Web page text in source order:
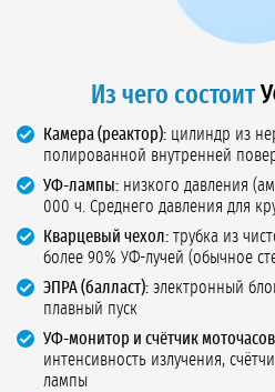
Из чего состоит
Камера (реактор): цилиндр из
полированной внутренней
УФ-лампы: низкого давления
000 ч. Среднего давления для
Кварцевый чехол: трубка из
более 90% УФ-лучей (обычное
ЭПРА (балласт): электронный
плавный пуск
УФ-монитор и счётчик
интенсивность излучения,
лампы